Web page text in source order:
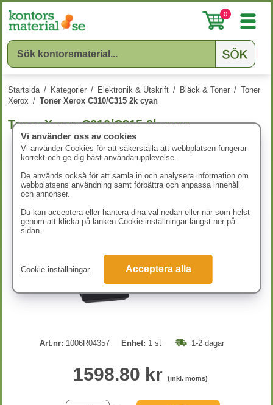
0
Startsida / Kategorier / Elektronik & Utskrift / Bläck & Toner / Toner
Xerox / Toner Xerox C310/C315 2k cyan
Toner Xerox C310/C315 2k cyan
Art.nr: 1006R04357 Enhet: 1 st 1-2 dagar
1598.80 kr (inkl. moms)
Vi använder oss av cookies
Vi använder Cookies för att säkerställa att webbplatsen fungerar
korrekt och ge dig bäst användarupplevelse.
De används också för att samla in och analysera information om
webbplatsens användning samt förbättra och anpassa innehåll
och annonser.
Du kan acceptera eller hantera dina val nedan eller när som helst
genom att klicka på länken Cookie-inställningar längst ner på
sidan.
Cookie-inställningar Acceptera alla